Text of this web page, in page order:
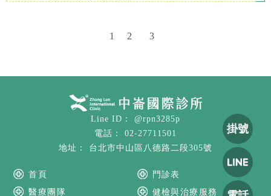
1 2 3
@rpn3285p
02-27711501
台北市中山區八德路二段305號
首頁
門診表
醫療團隊
健檢與治療服務
掛號